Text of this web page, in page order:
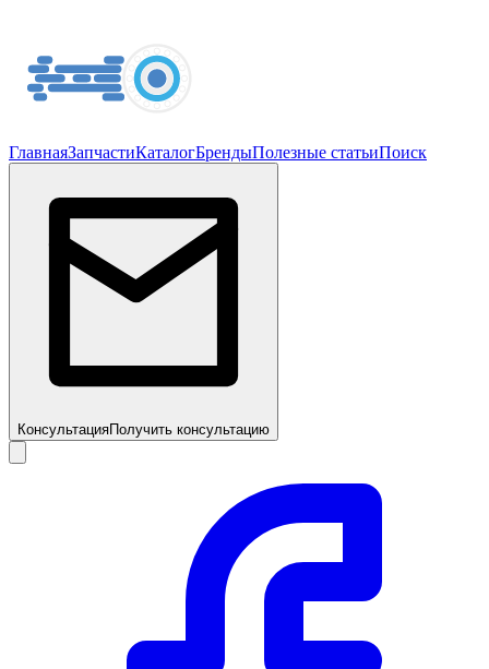
ГлавнаяЗапчастиКаталогБрендыПолезные статьиПоиск
КонсультацияПолучить консультацию